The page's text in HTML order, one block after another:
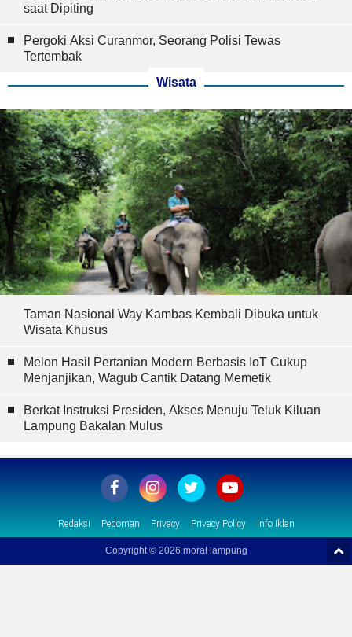
saat Dipiting
Pergoki Aksi Curanmor, Seorang Polisi Tewas
Tertembak
Wisata
Taman Nasional Way Kambas Kembali Dibuka untuk
Wisata Khusus
Melon Hasil Pertanian Modern Berbasis IoT Cukup
Menjanjikan, Wagub Cantik Datang Memetik
Berkat Instruksi Presiden, Akses Menuju Teluk Kiluan
Lampung Bakalan Mulus
Redaksi Pedoman Privacy Privacy Policy Info Iklan
Copyright © 2026 moral lampung